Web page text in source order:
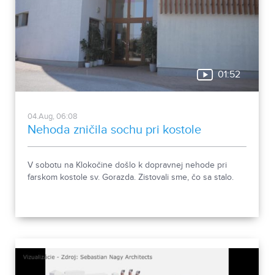
01:52
04.Aug, 06:08
Nehoda zničila sochu pri kostole
V sobotu na Klokočine došlo k dopravnej nehode pri
farskom kostole sv. Gorazda. Zistovali sme, čo sa stalo.